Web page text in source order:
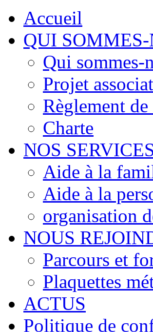
Accueil
QUI SOMMES-
Qui sommes-
Projet
Règlement
Charte
NOS
Aide à la
Aide à la
organisation
NOUS
Parcours et
Plaquettes
ACTUS
Politique de